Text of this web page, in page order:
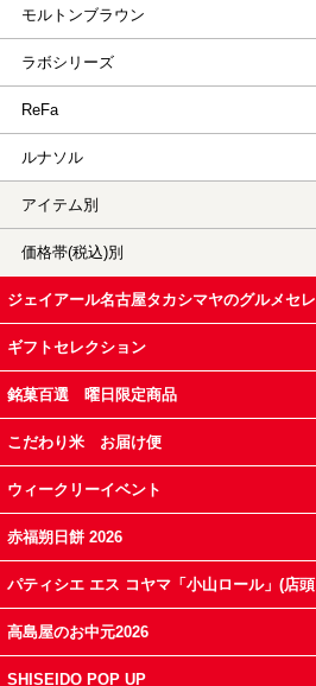
モルトンブラウン
ラボシリーズ
ReFa
ルナソル
アイテム別
価格帯(税込)別
ジェイアール名古屋タカシマヤのグルメセ
ギフトセレクション
銘菓百選 曜日限定商品
こだわり米 お届け便
ウィークリーイベント
赤福朔日餅 2026
パティシエ エス コヤマ「小山ロール」(店
高島屋のお中元2026
SHISEIDO POP UP